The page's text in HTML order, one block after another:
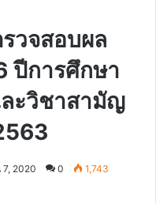
วจสอบผล
ปีการศึกษา
ะวิชาสามัญ
7, 2020 0 1,743